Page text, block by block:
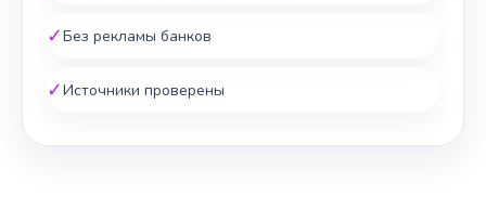
✓Без рекламы банков
✓Источники проверены